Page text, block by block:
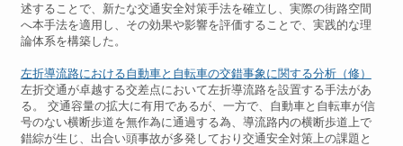
述することで、新たな交通安全対策手法を確立し、実際の街路空間
へ本手法を適用し、その効果や影響を評価することで、実践的な理
論体系を構築した。
左折導流路における自動車と自転車の交錯事象に関する分析（修）
左折交通が卓越する交差点において左折導流路を設置する手法があ
る。 交通容量の拡大に有用であるが、一方で、自動車と自転車が信
号のない横断歩道を無作為に通過する為、導流路内の横断歩道上で
錯綜が生じ、出合い頭事故が多発しており交通安全対策上の課題と